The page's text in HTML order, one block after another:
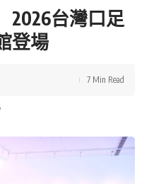
台灣口足
登場
7 Min Read